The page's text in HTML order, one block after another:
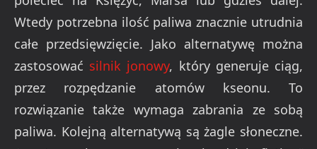
Wtedy potrzebna ilość paliwa znacznie utrudnia
całe przedsięwzięcie. Jako alternatywę można
zastosować silnik jonowy, który generuje ciąg,
przez rozpędzanie atomów kseonu. To
rozwiązanie także wymaga zabrania ze sobą
paliwa. Kolejną alternatywą są żagle słoneczne.